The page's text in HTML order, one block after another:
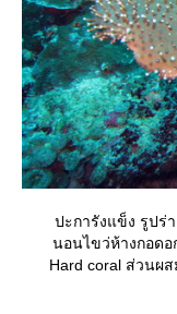
ปะการังแข็ง รูปร่
นอนไขว่ห้างกอดอ
Hard coral ส่วนผ